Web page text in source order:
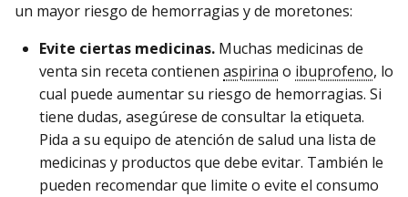
un mayor riesgo de hemorragias y de moretones:
Evite ciertas medicinas. Muchas medicinas de
venta sin receta contienen aspirina o ibuprofeno, lo
cual puede aumentar su riesgo de hemorragias. Si
tiene dudas, asegúrese de consultar la etiqueta.
Pida a su equipo de atención de salud una lista de
medicinas y productos que debe evitar. También le
pueden recomendar que limite o evite el consumo